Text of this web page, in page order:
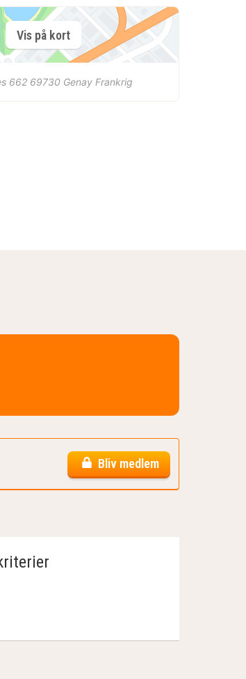
Vis på kort
662 69730 Genay Frankrig
Bliv medlem